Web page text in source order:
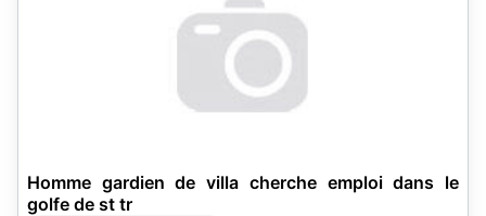
Homme gardien de villa cherche emploi dans le
golfe de st tr